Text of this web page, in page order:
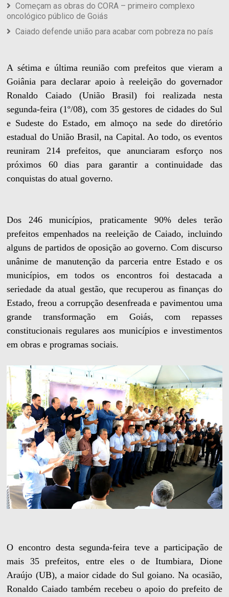
Começam as obras do CORA – primeiro complexo
oncológico público de Goiás
Caiado defende união para acabar com pobreza no país
A sétima e última reunião com prefeitos que vieram a
Goiânia para declarar apoio à reeleição do governador
Ronaldo Caiado (União Brasil) foi realizada nesta
segunda-feira (1º/08), com 35 gestores de cidades do Sul
e Sudeste do Estado, em almoço na sede do diretório
estadual do União Brasil, na Capital. Ao todo, os eventos
reuniram 214 prefeitos, que anunciaram esforço nos
próximos 60 dias para garantir a continuidade das
conquistas do atual governo.
Dos 246 municípios, praticamente 90% deles terão
prefeitos empenhados na reeleição de Caiado, incluindo
alguns de partidos de oposição ao governo. Com discurso
unânime de manutenção da parceria entre Estado e os
municípios, em todos os encontros foi destacada a
seriedade da atual gestão, que recuperou as finanças do
Estado, freou a corrupção desenfreada e pavimentou uma
grande transformação em Goiás, com repasses
constitucionais regulares aos municípios e investimentos
em obras e programas sociais.
O encontro desta segunda-feira teve a participação de
mais 35 prefeitos, entre eles o de Itumbiara, Dione
Araújo (UB), a maior cidade do Sul goiano. Na ocasião,
Ronaldo Caiado também recebeu o apoio do prefeito de